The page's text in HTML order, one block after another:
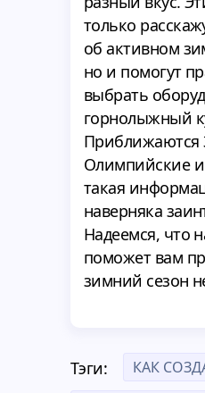
только
об активном
но и помогут
выбрать
горнолыжный
Приближаются
Олимпийские
такая
наверняка
Надеемся, что
поможет вам
зимний сезон
Тэги:
КАК